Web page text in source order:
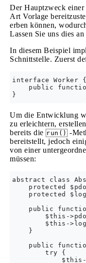
Der Hauptzweck einer
Art Vorlage
erben können,
Lassen Sie uns dies
In diesem Beispiel
Schnittstelle. Zuerst
interface Worker {
public
Um die Entwicklung
zu erleichtern,
bereits die run() -
bereitstellt, jedoch
von einer
müssen:
abstract class
protected
protected
public
$this-
$this-
    }
public
        try {